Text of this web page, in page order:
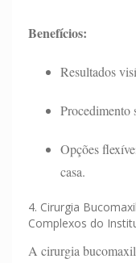
Benefícios:
Resultados
Procedimento
Opções
casa.
4. Cirurgia
Complexos do
A cirurgia